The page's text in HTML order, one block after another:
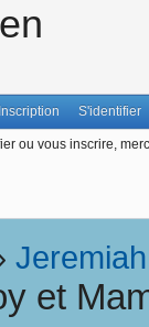
Inscription S'identifier
ou vous inscrire,
Jeremiah
et